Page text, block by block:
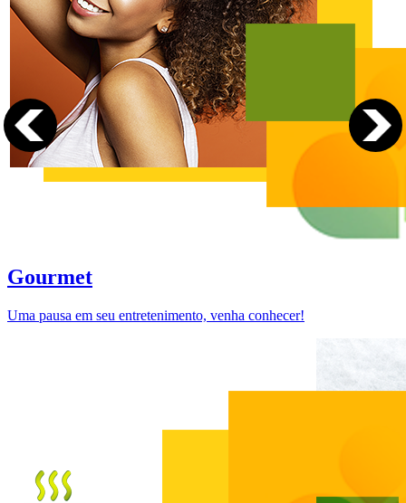
Gourmet
Uma pausa em seu entretenimento, venha conhecer!